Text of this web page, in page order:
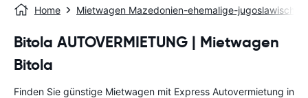
Home Mietwagen Mazedonien-ehemalige-jugoslawische-
Bitola AUTOVERMIETUNG | Mietwagen
Bitola
Finden Sie günstige Mietwagen mit Express Autovermietung in